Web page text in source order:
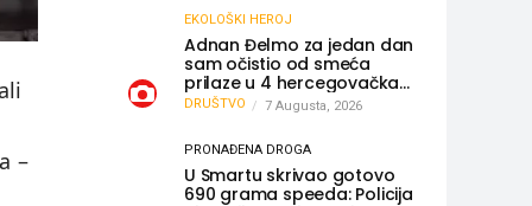
–
udružili snage
EKOLOŠKI HEROJ
Adnan Đelmo za jedan dan
sam očistio od smeća
prilaze u 4 hercegovačka
grada: “Danas nisam čistio
samo smeće, čistio sam
sliku o nama”
DRUŠTVO 7 Augusta, 2026
PRONAĐENA DROGA
U Smartu skrivao gotovo
690 grama speeda: Policija